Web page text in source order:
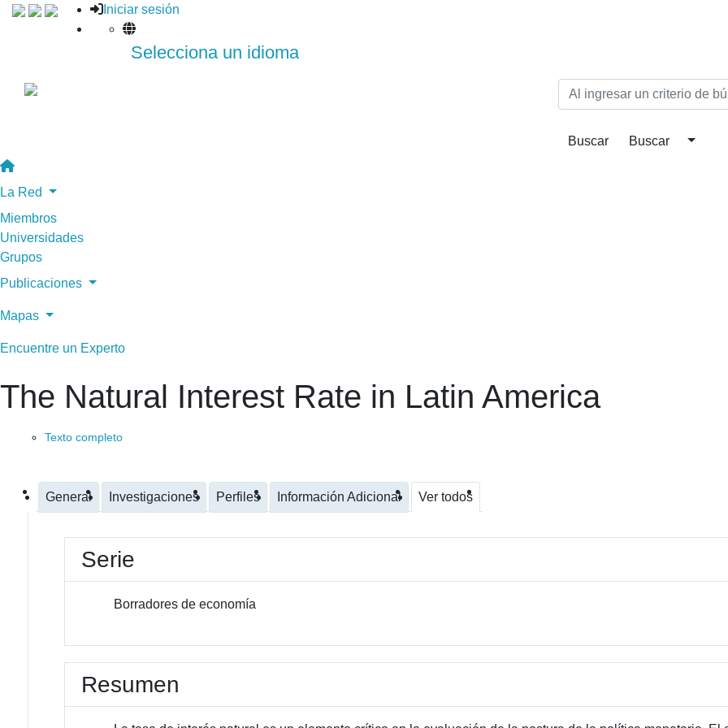
Iniciar sesión
Selecciona un idioma
La Red
Miembros
Universidades
Grupos
Publicaciones
Mapas
Encuentre un Experto
The Natural Interest Rate in Latin America
Texto completo
General Investigaciones Perfiles Información Adicional Ver todos
Serie
Borradores de economía
Resumen